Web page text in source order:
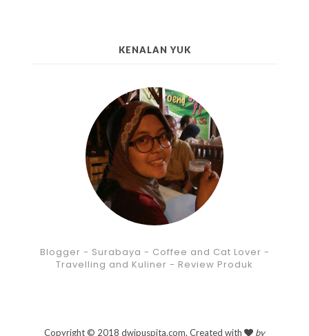
KENALAN YUK
Blogger - Surabaya - Coffee and Cat Lover -
Travelling and Kuliner - Review Produk
Copyright © 2018 dwipuspita.com. Created with by